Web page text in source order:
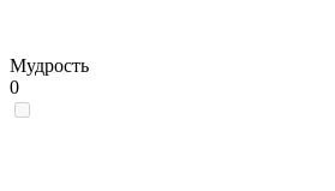
Мудрость
0